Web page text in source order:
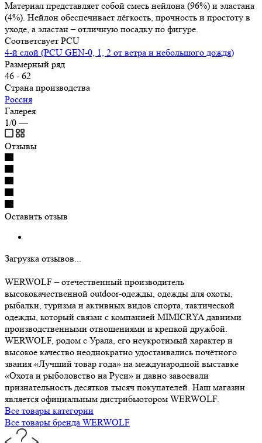
Материал представляет собой смесь нейлона (96%) и эластана
(4%). Нейлон обеспечивает лёгкость, прочность и простоту в
уходе, а эластан – отличную посадку по фигуре.
Соответсвует PCU
4-й слой (PCU GEN-0, 1, 2 от ветра и небольшого дождя)
Размерный ряд
46 - 62
Страна производства
Россия
Галерея
1/0 —
Отзывы
Оставить отзыв
Загрузка отзывов...
WERWOLF – отечественный производитель
высококачественной outdoor-одежды, одежды для охоты,
рыбалки, туризма и активных видов спорта, тактической
одежды, который связан с компанией MIMICRYA давними
производственными отношениями и крепкой дружбой.
WERWOLF, родом с Урала, его неукротимый характер и
высокое качество неоднократно удостаивались почётного
звания «Лучший товар года» на международной выставке
«Охота и рыболовство на Руси» и давно завоевали
признательность десятков тысяч покупателей. Наш магазин
является официальным дистрибьютором WERWOLF.
Все товары категории
Все товары бренда WERWOLF